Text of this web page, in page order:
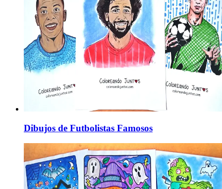
Dibujos de Futbolistas Famosos